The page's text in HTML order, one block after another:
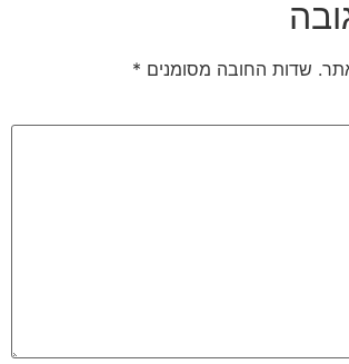
שדות החובה מסומנים *